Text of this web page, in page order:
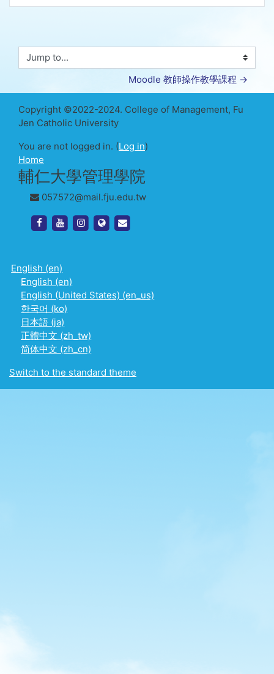
Jump to...
Moodle 教師操作教學課程 →
Copyright ©2022-2024. College of Management, Fu
Jen Catholic University
You are not logged in. (Log in)
Home
輔仁大學管理學院
057572@mail.fju.edu.tw
https://www.facebook.com/management.fju.edu.tw
https://www.youtube.com/channel/
https://www.instagram.com/fjcm1969
http://www.management.fju.edu.tw/
English ‎(en)‎
English ‎(en)‎
English (United States) ‎(en_us)‎
한국어 ‎(ko)‎
日本語 ‎(ja)‎
正體中文 ‎(zh_tw)‎
简体中文 ‎(zh_cn)‎
Switch to the standard theme